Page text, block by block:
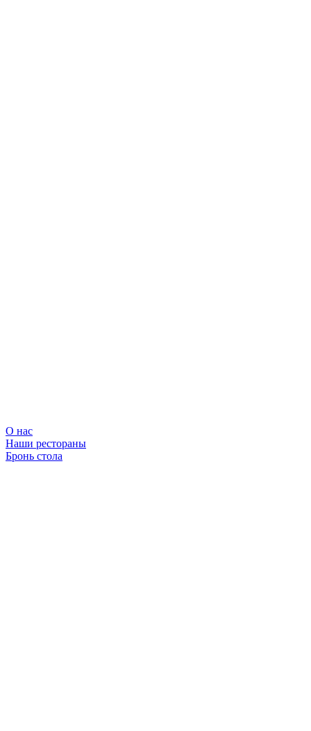
О нас
Наши рестораны
Бронь стола